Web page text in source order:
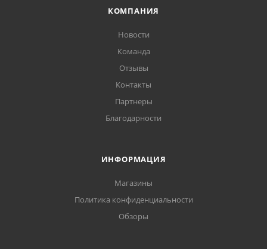
КОМПАНИЯ
Новости
Команда
Отзывы
Контакты
Партнеры
Благодарности
ИНФОРМАЦИЯ
Магазины
Политика конфиденциальности
Обзоры